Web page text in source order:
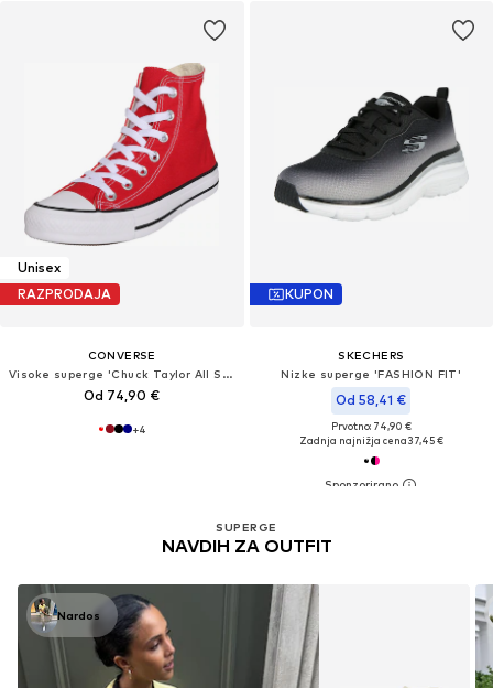
Unisex
RAZPRODAJA
CONVERSE
Visoke superge 'Chuck Taylor All Star'
Od 74,90 €
+4
KUPON
SKECHERS
Nizke superge 'FASHION FIT'
Od 58,41 €
Prvotno: 74,90 €
Zadnja najnižja cena37,45 €
SUPERGE
NAVDIH ZA OUTFIT
Nardos